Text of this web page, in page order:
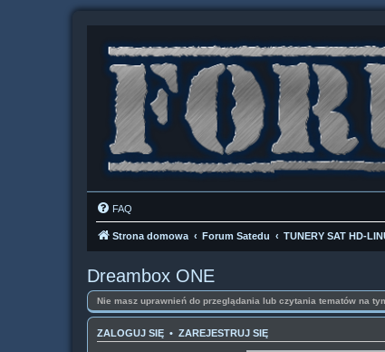
FAQ
Strona domowa Forum Satedu TUNERY SAT HD-
Dreambox ONE
Nie masz uprawnień do przeglądania lub czytania tematów na
ZALOGUJ SIĘ • ZAREJESTRUJ SIĘ